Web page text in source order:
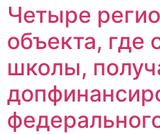
Четыре
объекта, где
школы,